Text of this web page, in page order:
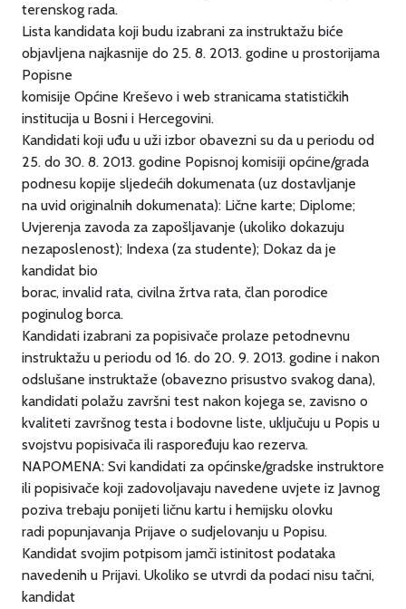
terenskog rada.
Lista kandidata koji budu izabrani za instruktažu biće
objavljena najkasnije do 25. 8. 2013. godine u prostorijama
Popisne
komisije Općine Kreševo i web stranicama statističkih
institucija u Bosni i Hercegovini.
Kandidati koji uđu u uži izbor obavezni su da u periodu od
25. do 30. 8. 2013. godine Popisnoj komisiji općine/grada
podnesu kopije sljedećih dokumenata (uz dostavljanje
na uvid originalnih dokumenata): Lične karte; Diplome;
Uvjerenja zavoda za zapošljavanje (ukoliko dokazuju
nezaposlenost); Indexa (za studente); Dokaz da je
kandidat bio
borac, invalid rata, civilna žrtva rata, član porodice
poginulog borca.
Kandidati izabrani za popisivače prolaze petodnevnu
instruktažu u periodu od 16. do 20. 9. 2013. godine i nakon
odslušane instruktaže (obavezno prisustvo svakog dana),
kandidati polažu završni test nakon kojega se, zavisno o
kvaliteti završnog testa i bodovne liste, uključuju u Popis u
svojstvu popisivača ili raspoređuju kao rezerva.
NAPOMENA: Svi kandidati za općinske/gradske instruktore
ili popisivače koji zadovoljavaju navedene uvjete iz Javnog
poziva trebaju ponijeti ličnu kartu i hemijsku olovku
radi popunjavanja Prijave o sudjelovanju u Popisu.
Kandidat svojim potpisom jamči istinitost podataka
navedenih u Prijavi. Ukoliko se utvrdi da podaci nisu tačni,
kandidat